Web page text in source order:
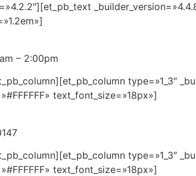
– 2:00pm
type=»1_3″
text_font_size=»18px»]
type=»1_3″
text_font_size=»18px»]